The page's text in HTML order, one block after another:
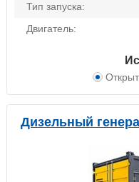
Тип запуска:
Двигатель:
Дизельный